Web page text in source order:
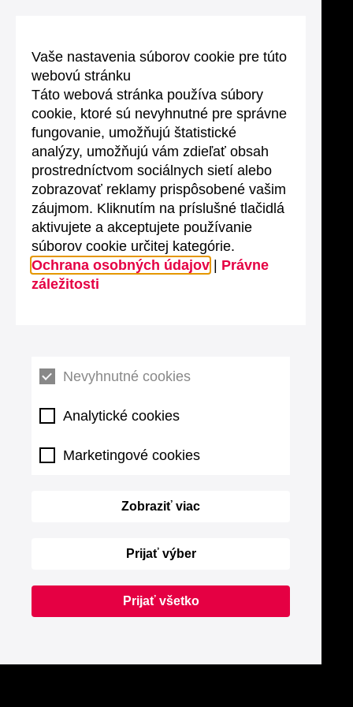
Vaše nastavenia súborov cookie pre túto
webovú stránku
Táto webová stránka používa súbory
cookie, ktoré sú nevyhnutné pre správne
fungovanie, umožňujú štatistické
analýzy, umožňujú vám zdieľať obsah
prostredníctvom sociálnych sietí alebo
zobrazovať reklamy prispôsobené vašim
záujmom. Kliknutím na príslušné tlačidlá
aktivujete a akceptujete používanie
súborov cookie určitej kategórie.
Ochrana osobných údajov
Právne
záležitosti
Nevyhnutné cookies
Analytické cookies
Marketingové cookies
Zobraziť viac
Prijať výber
Prijať všetko